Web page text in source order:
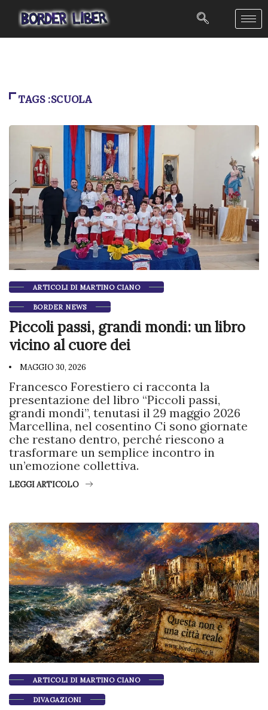
TAGS :SCUOLA
ARTICOLI DI MARTINO CIANO
BORDER NEWS
Piccoli passi, grandi mondi: un libro
vicino al cuore dei
MAGGIO 30, 2026
Francesco Forestiero ci racconta la
presentazione del libro “Piccoli passi,
grandi mondi”, tenutasi il 29 maggio 2026
Marcellina, nel cosentino Ci sono giornate
che restano dentro, perché riescono a
trasformare un semplice incontro in
un’emozione collettiva.
LEGGI ARTICOLO
ARTICOLI DI MARTINO CIANO
DIVAGAZIONI